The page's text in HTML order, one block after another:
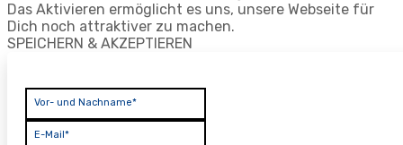
Das Aktivieren ermöglicht es uns, unsere Webseite für
Dich noch attraktiver zu machen.
SPEICHERN & AKZEPTIEREN
Vor- und Nachname*
E-Mail*